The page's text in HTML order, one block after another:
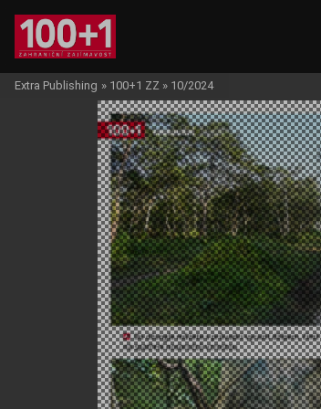
Extra Publishing » 100+1 ZZ » 10/2024